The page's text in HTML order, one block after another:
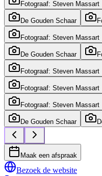
Fotograaf: Steven Massart
De Gouden Schaar
Fotograaf: Steven Massart
De Gouden Schaar
Fotograaf: Steven Massart
Fotograaf: Steven Massart
Fotograaf: Steven Massart
De Gouden Schaar
Maak een afspraak
Bezoek de website